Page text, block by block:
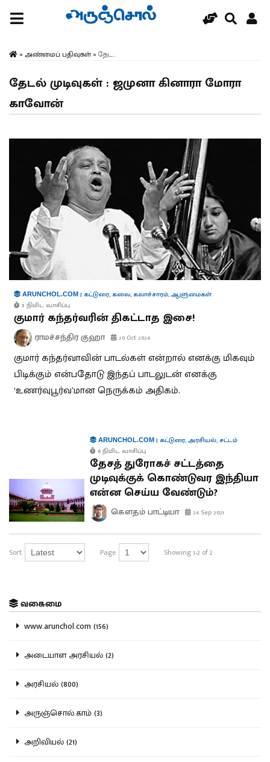
» அண்மைப் பதிவுகள்» தேட...
தேடல் முடிவுகள் : ஜமுனா கினாரா மோரா
காவோன்
ARUNCHOL.COM | கட்டுரை, கலை, கலாச்சாரம்,ஆளுமைகள்
5 நிமிட வாசிப்பு
குமார் கந்தர்வரின் திகட்டாத இசை!
ராமச்சந்திர குஹா 20 Oct 2024
குமார் கந்தர்வாவின் பாடல்கள் என்றால் எனக்கு மிகவும்
பிடிக்கும் என்பதோடு இந்தப் பாடலுடன் எனக்கு
‘உணர்வுபூர்வ’மான நெருக்கம் அதிகம்.
ARUNCHOL.COM| கட்டுரை,அரசியல், சட்டம்
6 நிமிட வாசிப்பு
தேசத் துரோகச் சட்டத்தை
முடிவுக்குக் கொண்டுவர இந்தியா
என்ன செய்ய வேண்டும்?
கௌதம் பாட்டியா 24 Sep 2021
Sort Page Showing 1-2 of 2
வகைமை
www.arunchol.com (156)
அடையாள அரசியல் (2)
அரசியல் (800)
அருஞ்சொல்.காம் (3)
அறிவியல் (21)